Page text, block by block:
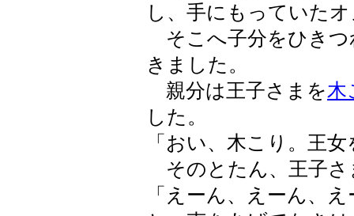
し、手にもっていた
そこへ子分をひきつ
きました。
親分は王子さまを木
した。
「おい、木こり。王
そのとたん、王子さ
「えーん、えーん、